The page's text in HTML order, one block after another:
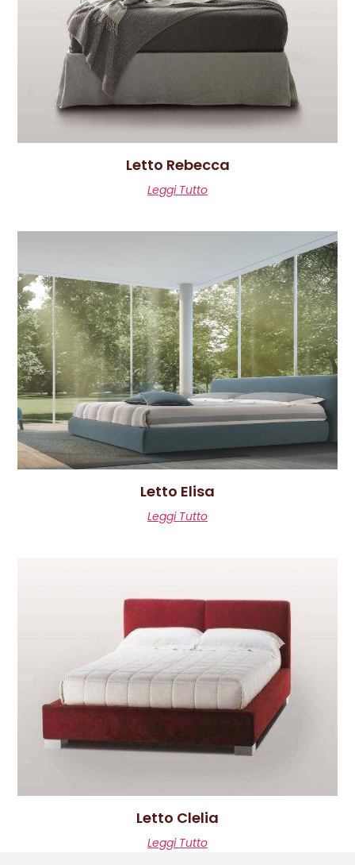
Letto Rebecca
Leggi Tutto
Letto Elisa
Leggi Tutto
Letto Clelia
Leggi Tutto